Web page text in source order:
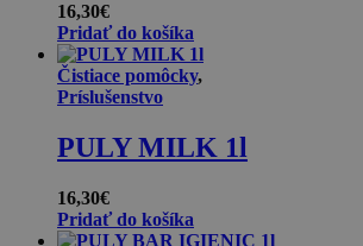
16,30€
Pridať do košíka
Čistiace pomôcky,
Príslušenstvo
PULY MILK 1l
16,30€
Pridať do košíka